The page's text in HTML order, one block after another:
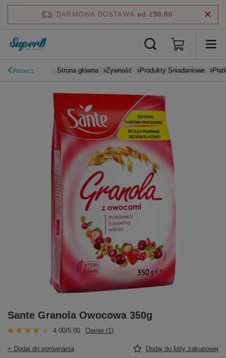
DARMOWA DOSTAWA od £50.00
Wstecz Strona główna Żywność Produkty Śniadaniowe
Sante Granola Owocowa 350g
4.00/5.00 Opinie (1)
+ Dodaj do porównania Dodaj do listy zakupowej